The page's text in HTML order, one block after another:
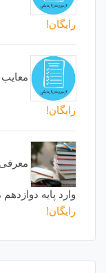
رایگان!
رایگان!
وارد پایه
رایگان!